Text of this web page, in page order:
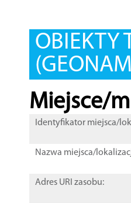
OBIEKTY
Miejsce/
Identyfikator miejsca/
Nazwa miejsca/
Adres URI zasobu: